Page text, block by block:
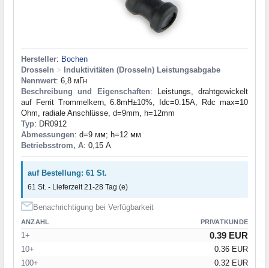
Hersteller: Bochen
Drosseln >
Induktivitäten (Drosseln) Leistungsabgabe
Nennwert: 6,8 мГн
Beschreibung und Eigenschaften: Leistungs, drahtgewickelt
auf Ferrit Trommelkern, 6.8mH±10%, Idc=0.15A, Rdc max=10
Ohm, radiale Anschlüsse, d=9mm, h=12mm
Typ: DR0912
Abmessungen: d=9 мм; h=12 мм
Betriebsstrom, A: 0,15 А
auf Bestellung: 61 St.
61 St. - Lieferzeit 21-28 Tag (e)
Benachrichtigung bei Verfügbarkeit
ANZAHL PRIVATKUNDE
1+ 0.39 EUR
10+
0.36 EUR
100+
0.32 EUR